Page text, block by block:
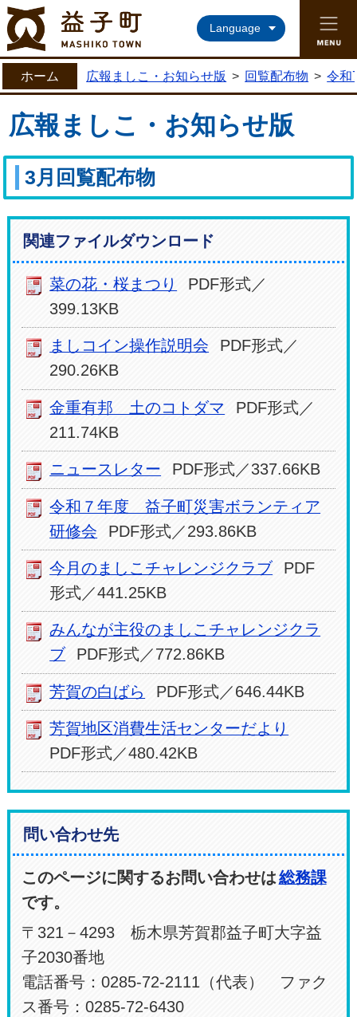
益子町ホームページ
Language
ホーム 広報ましこ・お知らせ版 > 回覧配布物 > 令和
広報ましこ・お知らせ版
3月回覧配布物
関連ファイルダウンロード
菜の花・桜まつり
PDF形式／
399.13KB
ましコイン操作説明会
PDF形式／
290.26KB
金重有邦 土のコトダマ
PDF形式／
211.74KB
ニュースレター PDF形式／337.66KB
令和７年度 益子町災害ボランティア
研修会
PDF形式／293.86KB
今月のましこチャレンジクラブ
PDF
形式／441.25KB
みんなが主役のましこチャレンジクラ
ブ
PDF形式／772.86KB
芳賀の白ばら PDF形式／646.44KB
芳賀地区消費生活センターだより
PDF形式／480.42KB
問い合わせ先
このページに関するお問い合わせは総務課
です。
〒321－4293 栃木県芳賀郡益子町大字益
子2030番地
電話番号：0285-72-2111（代表） ファク
ス番号：0285-72-6430